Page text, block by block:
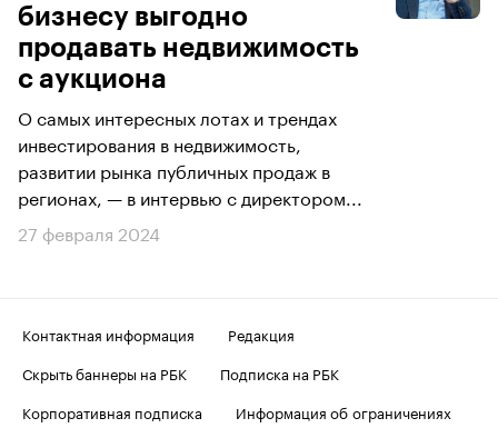
бизнесу выгодно
продавать недвижимость
с аукциона
О самых интересных лотах и трендах
инвестирования в недвижимость,
развитии рынка публичных продаж в
регионах, — в интервью с директором...
27 февраля 2024
Контактная информация
Редакция
Скрыть баннеры на РБК
Подписка на РБК
Корпоративная подписка
Информация об ограничениях